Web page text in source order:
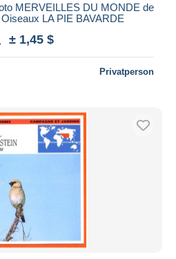
MERVEILLES DU MONDE de
LA PIE BAVARDE
± 1,45 $
Privatperson